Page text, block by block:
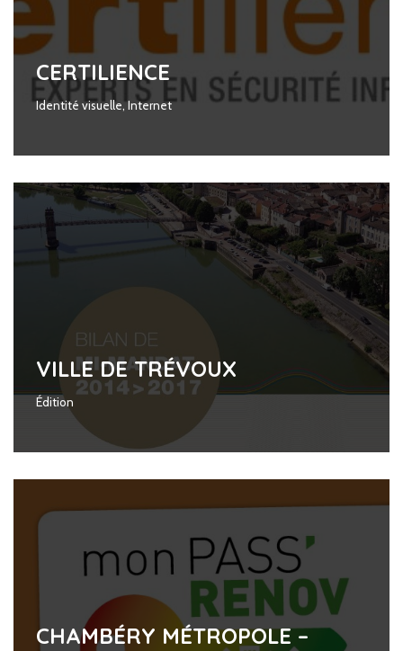
CERTILIENCE
Identité visuelle,Internet
VILLE DE TRÉVOUX
Édition
CHAMBÉRY MÉTROPOLE –